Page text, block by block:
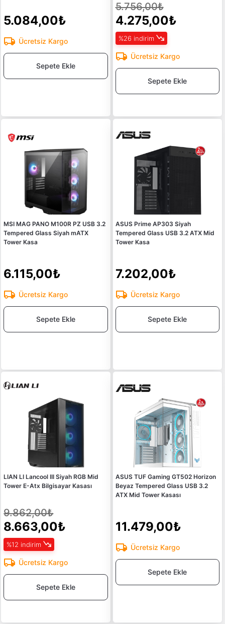
5.084,00₺
Ücretsiz Kargo
Sepete Ekle
5.756,00₺
4.275,00₺
%26 indirim
Ücretsiz Kargo
Sepete Ekle
MSI MAG PANO M100R PZ USB 3.2
Tempered Glass Siyah mATX
Tower Kasa
6.115,00₺
Ücretsiz Kargo
Sepete Ekle
ASUS Prime AP303 Siyah
Tempered Glass USB 3.2 ATX Mid
Tower Kasa
7.202,00₺
Ücretsiz Kargo
Sepete Ekle
LIAN LI Lancool III Siyah RGB Mid
Tower E-Atx Bilgisayar Kasası
9.862,00₺
8.663,00₺
%12 indirim
Ücretsiz Kargo
Sepete Ekle
ASUS TUF Gaming GT502 Horizon
Beyaz Tempered Glass USB 3.2
ATX Mid Tower Kasası
11.479,00₺
Ücretsiz Kargo
Sepete Ekle